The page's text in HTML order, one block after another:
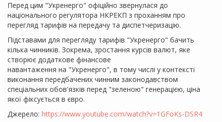
Перед цим "Укренерго" офіційно звернулася до
національного регулятора НКРЕКП з проханням про
перегляд тарифів на передачу та диспетчеризацію.
Підставами для перегляду тарифів "Укренерго" бачить
кілька чинників. Зокрема, зростання курсів валют, яке
створює додаткове фінансове
навантаження на "Укренерго", в тому числі у контексті
виконання передбачених чинним законодавством
спеціальних обов'язків перед "зеленою" генерацією, ціна
якої фіксується в євро.
Джерело: https://www.youtube.com/watch?v=1GFoKs-DSR4